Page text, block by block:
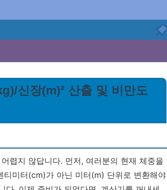
신장(m)² 산출 및 비만도
렵지 않답니다. 먼저, 여러분의 현재 체중을
미터(cm)가 아닌 미터(m) 단위로 변환해야